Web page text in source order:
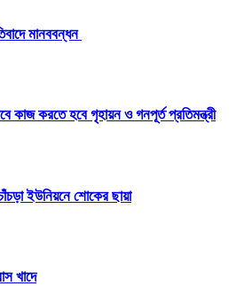
মানববন্ধন
কাজ করতে হবে গৃহায়ন ও গনপূর্ত প্রতিমন্ত্রী
ইউনিয়নে শোকের ছায়া
খাদে